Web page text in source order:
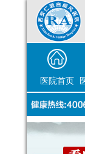
医院首页